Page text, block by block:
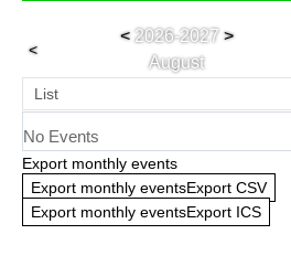
<
<2026-2027 >
August
List
No Events
Export monthly events
Export monthly eventsExport CSV
Export monthly eventsExport ICS